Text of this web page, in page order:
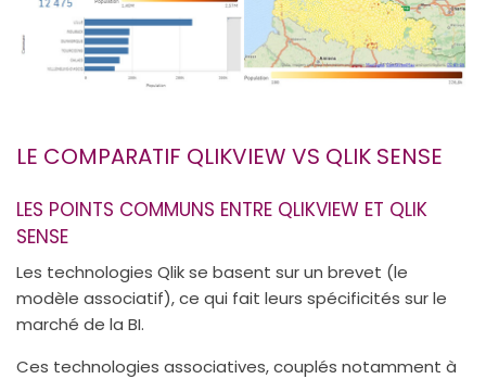
LE COMPARATIF QLIKVIEW VS QLIK SENSE
LES POINTS COMMUNS ENTRE QLIKVIEW ET QLIK
SENSE
Les technologies Qlik se basent sur un brevet (le
modèle associatif), ce qui fait leurs spécificités sur le
marché de la BI.
Ces technologies associatives, couplés notamment à